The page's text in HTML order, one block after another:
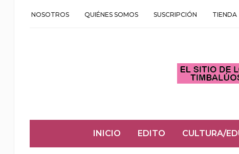
NOSOTROS QUIÉNES SOMOS SUSCRIPCIÓN TIENDA
INICIO EDITO CULTURA/